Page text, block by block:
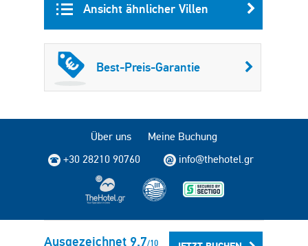
Ausgezeichnet 9.7/10
Ansicht ähnlicher Villen
Best-Preis-Garantie
Über uns
Meine Buchung
+30 28210 90760
info@thehotel.gr